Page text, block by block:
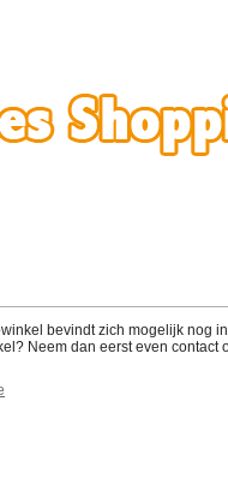
bevindt zich mogelijk nog
Neem dan eerst even contact